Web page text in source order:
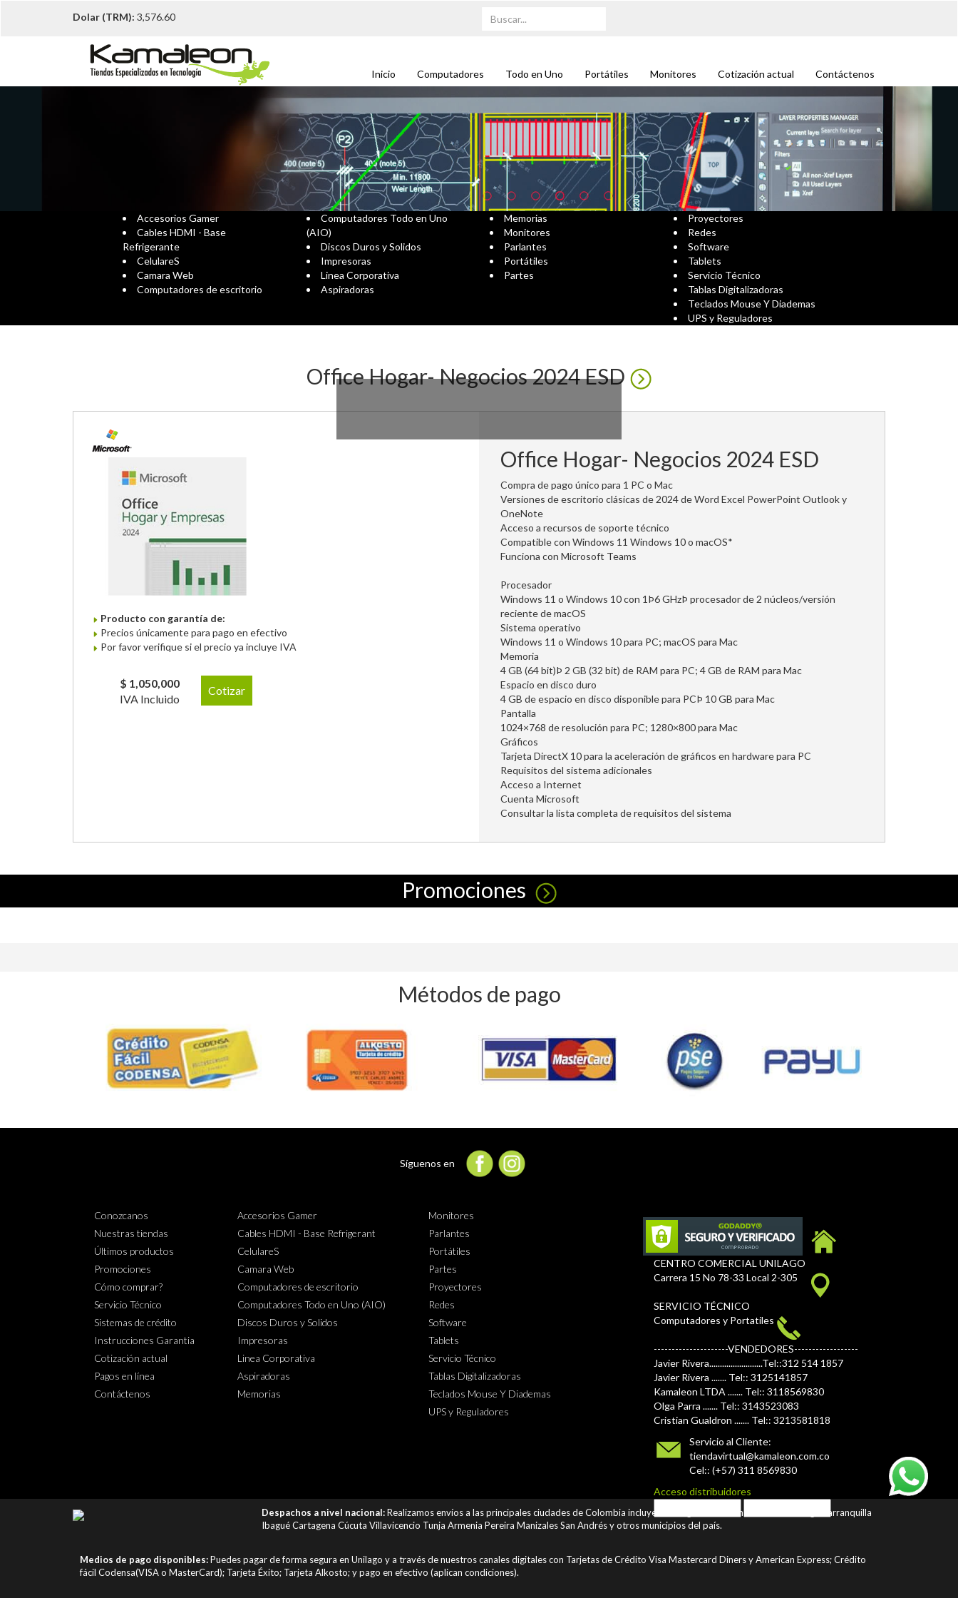
Dolar (TRM): 3,576.60
Inicio Computadores Todo en Uno Portátiles Monitores Cotización actual Contáctenos
Accesorios Gamer
Cables HDMI - Base
Refrigerante
CelulareS
Camara Web
Computadores de escritorio
Computadores Todo en Uno
(AIO)
Discos Duros y Solidos
Impresoras
Linea Corporativa
Aspiradoras
Memorias
Monitores
Parlantes
Portátiles
Partes
Proyectores
Redes
Software
Tablets
Servicio Técnico
Tablas Digitalizadoras
Teclados Mouse Y Diademas
UPS y Reguladores
Office Hogar- Negocios 2024 ESD
Producto con garantía de:
Precios únicamente para pago en efectivo
Por favor verifique si el precio ya incluye IVA
$ 1,050,000
IVA Incluido
Cotizar
Office Hogar- Negocios 2024 ESD
Compra de pago único para 1 PC o Mac
Versiones de escritorio clásicas de 2024 de Word Excel PowerPoint Outlook y
OneNote
Acceso a recursos de soporte técnico
Compatible con Windows 11 Windows 10 o macOS*
Funciona con Microsoft Teams
Procesador
Windows 11 o Windows 10 con 1Þ6 GHzÞ procesador de 2 núcleos/versión
reciente de macOS
Sistema operativo
Windows 11 o Windows 10 para PC; macOS para Mac
Memoria
4 GB (64 bit)Þ 2 GB (32 bit) de RAM para PC; 4 GB de RAM para Mac
Espacio en disco duro
4 GB de espacio en disco disponible para PCÞ 10 GB para Mac
Pantalla
1024×768 de resolución para PC; 1280×800 para Mac
Gráficos
Tarjeta DirectX 10 para la aceleración de gráficos en hardware para PC
Requisitos del sistema adicionales
Acceso a Internet
Cuenta Microsoft
Consultar la lista completa de requisitos del sistema
Promociones
Métodos de pago
Síguenos en
Conozcanos
Nuestras tiendas
Últimos productos
Promociones
Cómo comprar?
Servicio Técnico
Sistemas de crédito
Instrucciones Garantia
Cotización actual
Pagos en línea
Contáctenos
Accesorios Gamer
Cables HDMI - Base Refrigerant
CelulareS
Camara Web
Computadores de escritorio
Computadores Todo en Uno (AIO)
Discos Duros y Solidos
Impresoras
Linea Corporativa
Aspiradoras
Memorias
Monitores
Parlantes
Portátiles
Partes
Proyectores
Redes
Software
Tablets
Servicio Técnico
Tablas Digitalizadoras
Teclados Mouse Y Diademas
UPS y Reguladores
CENTRO COMERCIAL UNILAGO
Carrera 15 No 78-33 Local 2-305
SERVICIO TÉCNICO
Computadores y Portatiles
---------------------VENDEDORES------------------
Javier Rivera.........................Tel::312 514 1857
Javier Rivera ....... Tel:: 3125141857
Kamaleon LTDA ....... Tel:: 3118569830
Olga Parra ....... Tel:: 3143523083
Cristian Gualdron ....... Tel:: 3213581818
Servicio al Cliente:
tiendavirtual@kamaleon.com.co
Cel:: (+57) 311 8569830
Acceso distribuidores
Despachos a nivel nacional:Realizamos envíos a las principales ciudades de Colombia incluyendo Bogotá Medellín Cali Bucaramanga Barranquilla
Ibagué Cartagena Cúcuta Villavicencio Tunja Armenia Pereira Manizales San Andrés y otros municipios del país.
Medios de pago disponibles:Puedes pagar de forma segura en Unilago y a través de nuestros canales digitales con Tarjetas de Crédito Visa Mastercard Diners y American Express; Crédito
fácil Codensa(VISA o MasterCard); Tarjeta Éxito; Tarjeta Alkosto; y pago en efectivo (aplican condiciones).